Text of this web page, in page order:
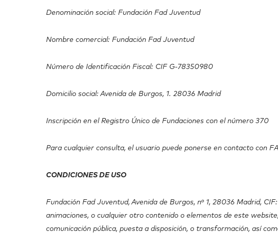
Denominación social: Fundación Fad Juventud
Nombre comercial: Fundación Fad Juventud
Número de Identificación Fiscal: CIF G-78350980
Domicilio social: Avenida de Burgos, 1. 28036 Madrid
Inscripción en el Registro Único de Fundaciones con el número 370
Para cualquier consulta, el usuario puede ponerse en contacto con
CONDICIONES DE USO
Fundación Fad Juventud, Avenida de Burgos, nº 1, 28036 Madrid,
animaciones, o cualquier otro contenido o elementos de este
comunicación pública, puesta a disposición, o transformación, así